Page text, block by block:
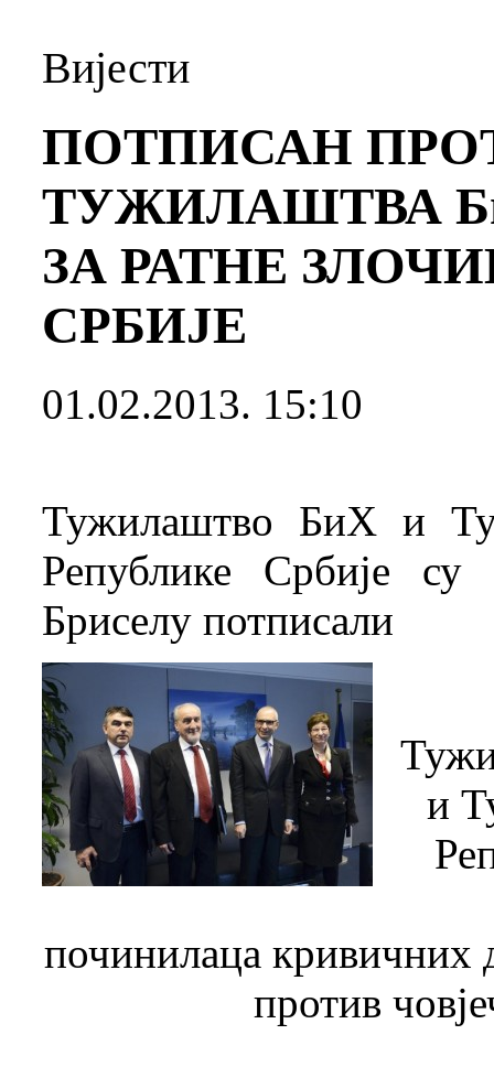
Вијести
ПОТПИСАН
ТУЖИЛАШТВА
ЗА РАТНЕ
СРБИЈЕ
01.02.2013. 15:10
Тужилаштво БиХ и
Републике Србије
Бриселу потписали
и
починилаца кривичних
против